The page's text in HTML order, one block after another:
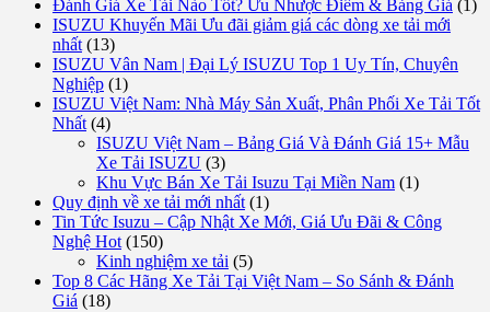
Đánh Giá Xe Tải Nào Tốt? Ưu Nhược Điểm & Bảng Giá (1)
ISUZU Khuyến Mãi Ưu đãi giảm giá các dòng xe tải mới
nhất (13)
ISUZU Vân Nam | Đại Lý ISUZU Top 1 Uy Tín, Chuyên
Nghiệp (1)
ISUZU Việt Nam: Nhà Máy Sản Xuất, Phân Phối Xe Tải Tốt
Nhất (4)
ISUZU Việt Nam – Bảng Giá Và Đánh Giá 15+ Mẫu
Xe Tải ISUZU (3)
Khu Vực Bán Xe Tải Isuzu Tại Miền Nam (1)
Quy định về xe tải mới nhất (1)
Tin Tức Isuzu – Cập Nhật Xe Mới, Giá Ưu Đãi & Công
Nghệ Hot (150)
Kinh nghiệm xe tải (5)
Top 8 Các Hãng Xe Tải Tại Việt Nam – So Sánh & Đánh
Giá (18)